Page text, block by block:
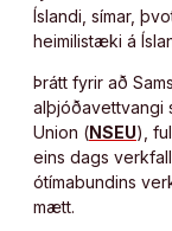
Íslandi, símar,
heimilistæki á
Þrátt fyrir að
alþjóðavettvangi
Union (NSEU),
eins dags
ótímabundins
mætt.